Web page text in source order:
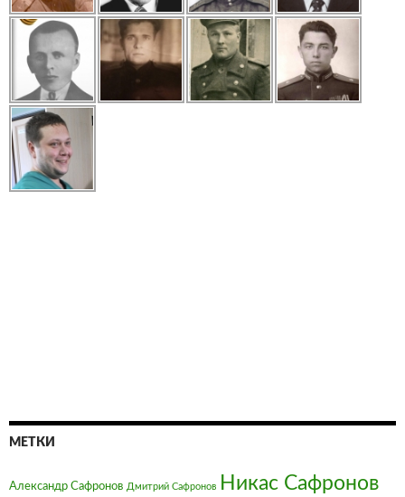
МЕТКИ
Александр Сафронов Дмитрий Сафронов Никас Сафронов